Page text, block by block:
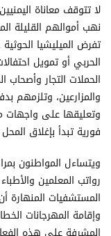
لا تتوقف معاناة
نهب أموالهم القليلة
تفرض الميليشيا
الحربي أو تمويل
الحملات التجار وأصحاب
والمزارعين، وتلزمهم
وتعليقها على واجهات
فورية تبدأ بإغلاق
ويتساءل المواطنون
رواتب المعلمين
المستشفيات المنهارة
وإقامة المهرجانات